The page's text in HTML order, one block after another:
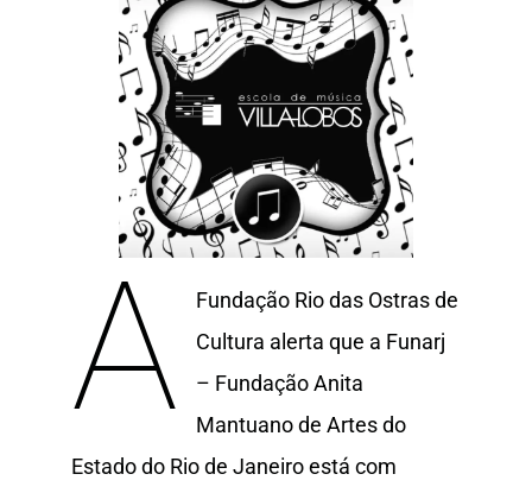
A
Fundação Rio das Ostras de
Cultura alerta que a Funarj
– Fundação Anita
Mantuano de Artes do
Estado do Rio de Janeiro está com